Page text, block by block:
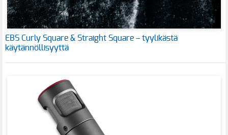
EBS Curly Square & Straight Square – tyylikästä
käytännöllisyyttä